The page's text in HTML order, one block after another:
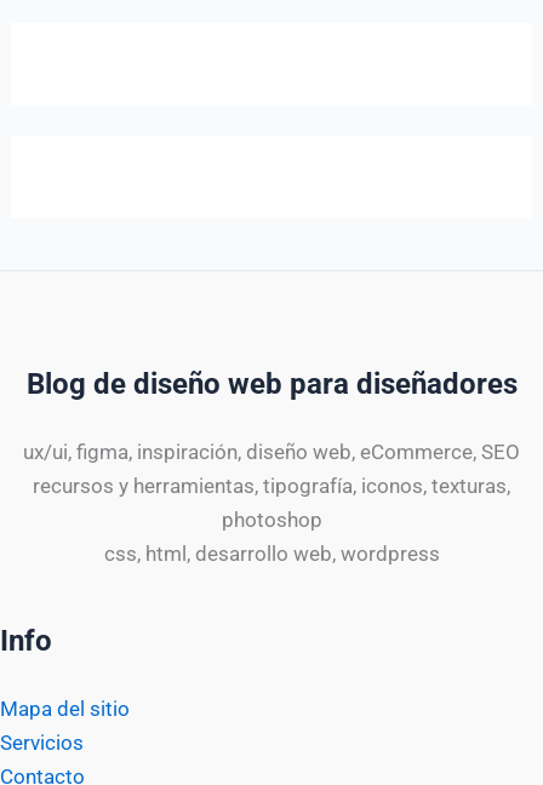
Blog de diseño web para diseñadores
ux/ui, figma, inspiración, diseño web, eCommerce, SEO
recursos y herramientas, tipografía, iconos, texturas,
photoshop
css, html, desarrollo web, wordpress
Info
Mapa del sitio
Servicios
Contacto